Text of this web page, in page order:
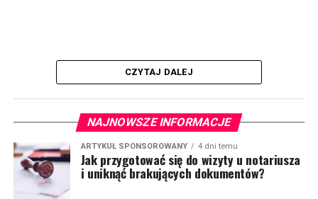
CZYTAJ DALEJ
NAJNOWSZE INFORMACJE
ARTYKUŁ SPONSOROWANY 4 dni temu
Jak przygotować się do wizyty u notariusza
i uniknąć brakujących dokumentów?